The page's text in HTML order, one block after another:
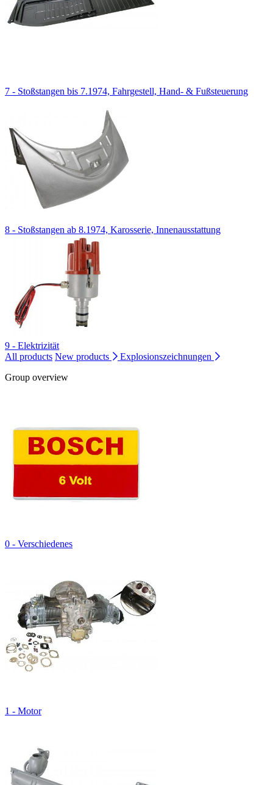
7 - Stoßstangen bis 7.1974, Fahrgestell, Hand- & Fußsteuerung
8 - Stoßstangen ab 8.1974, Karosserie, Innenausstattung
9 - Elektrizität
All products New products
Explosionszeichnungen
Group overview
0 - Verschiedenes
1 - Motor